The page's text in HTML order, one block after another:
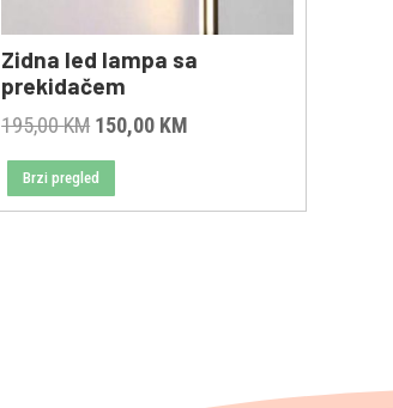
Zidna led lampa sa
prekidačem
195,00KM Original
price
was:
195,00 KM.
150,00 KM
150,00 KM.
Brzi pregled